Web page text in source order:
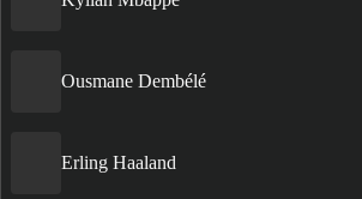
Ousmane Dembélé
Erling Haaland